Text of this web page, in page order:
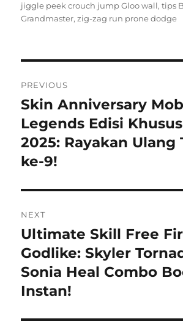
jiggle peek crouch jump Gloo wall,tips
Grandmaster,zig-zag run prone dodge
pos
PREVIOUS
Previous
post:
Skin Anniversary
Legends Edisi
2025: Rayakan Ulang
ke-9!
NEXT
Next
post:
Ultimate Skill Free
Godlike: Skyler
Sonia Heal Combo
Instan!